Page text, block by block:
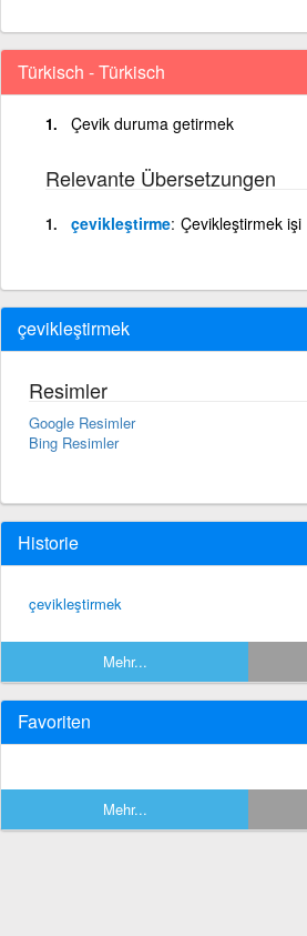
Türkisch - Türkisch
Çevik duruma getirmek
Relevante Übersetzungen
çevikleştirme Çevikleştirmek işi
çevikleştirmek
Resimler
Google Resimler
Bing Resimler
Historie
çevikleştirmek
Mehr...
Favoriten
Mehr...